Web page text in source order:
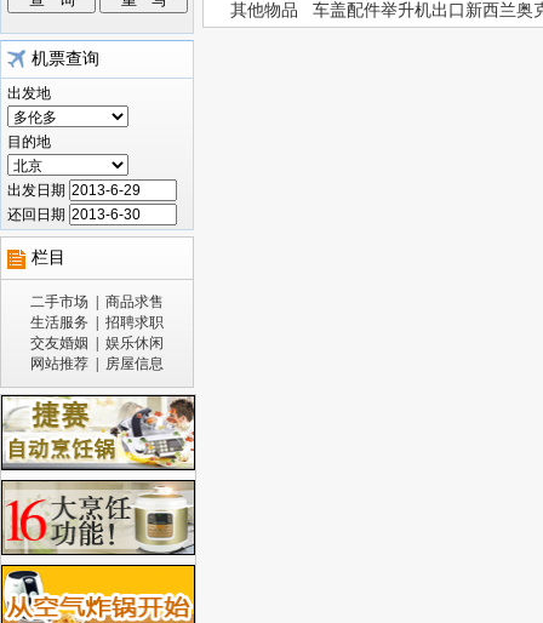
机票查询
出发地
目的地
出发日期
还回日期
栏目
二手市场
商品求售
生活服务
招聘求职
交友婚姻
娱乐休闲
网站推荐
房屋信息
其他物品
车盖配件举升机出口新西兰奥